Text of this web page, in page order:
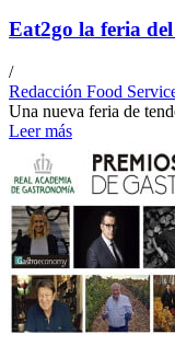
Eat2go la feria
/
Redacción Food
Una nueva feria de
Leer más